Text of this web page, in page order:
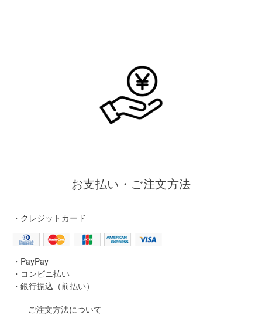
お支払い・ご注文方法
・クレジットカード
・PayPay
・コンビニ払い
・銀行振込（前払い）
ご注文方法について